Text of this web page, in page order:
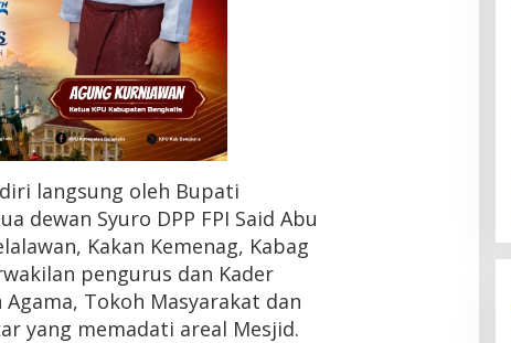
langsung oleh Bupati
dewan Syuro DPP FPI Said Abu
Kakan Kemenag, Kabag
pengurus dan Kader
Agama, Tokoh Masyarakat dan
yang memadati areal Mesjid.